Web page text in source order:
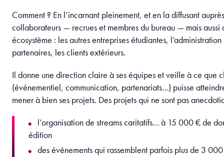
Comment ? En l’incarnant pleinement, et en la diffusant
collaborateurs — recrues et membres du bureau — mais aussi
écosystème : les autres entreprises étudiantes,
partenaires, les clients extérieurs.
Il donne une direction claire à ses équipes et veille à ce que
(événementiel, communication, partenariats…) puisse
mener à bien ses projets. Des projets qui ne sont pas
l’organisation de streams caritatifs… à 15 000 € de
édition
des événements qui rassemblent parfois plus de 3